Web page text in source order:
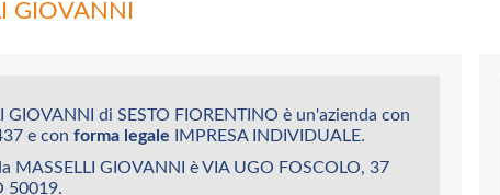
GIOVANNI
GIOVANNI di SESTO FIORENTINO è un'azienda con
e con forma legale IMPRESA INDIVIDUALE.
MASSELLI GIOVANNI è VIA UGO FOSCOLO, 37
50019.